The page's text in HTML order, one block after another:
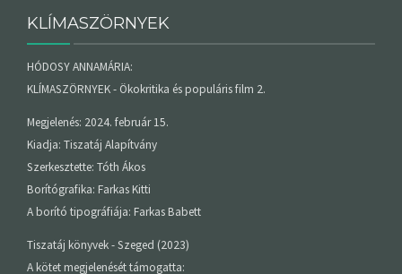
KLÍMASZÖRNYEK
HÓDOSY ANNAMÁRIA:
KLÍMASZÖRNYEK - Ökokritika és populáris film 2.
Megjelenés: 2024. február 15.
Kiadja: Tiszatáj Alapítvány
Szerkesztette: Tóth Ákos
Borítógrafika: Farkas Kitti
A borító tipográfiája: Farkas Babett
Tiszatáj könyvek - Szeged (2023)
A kötet megjelenését támogatta: